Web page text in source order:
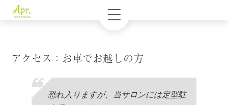
アクセス：お車でお越しの方
恐れ入りますが、当サロンには定型駐